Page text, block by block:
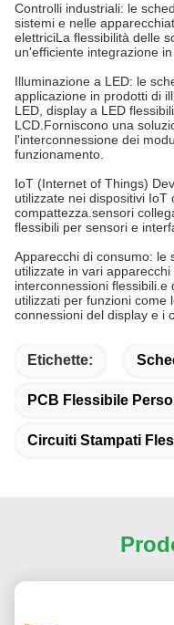
Controlli industriali: le
sistemi e nelle
elettriciLa flessibilità delle
un'efficiente integrazione
Illuminazione a LED: le
applicazione in prodotti di
LED, display a LED
LCD.Forniscono una
l'interconnessione dei
funzionamento.
IoT (Internet of Things)
utilizzate nei dispositivi
compattezza.sensori
flessibili per sensori e
Apparecchi di consumo: le
utilizzate in vari
interconnessioni
utilizzati per funzioni come
connessioni del display e i
Etichette:
PCB Flessibile
Circuiti Stampati